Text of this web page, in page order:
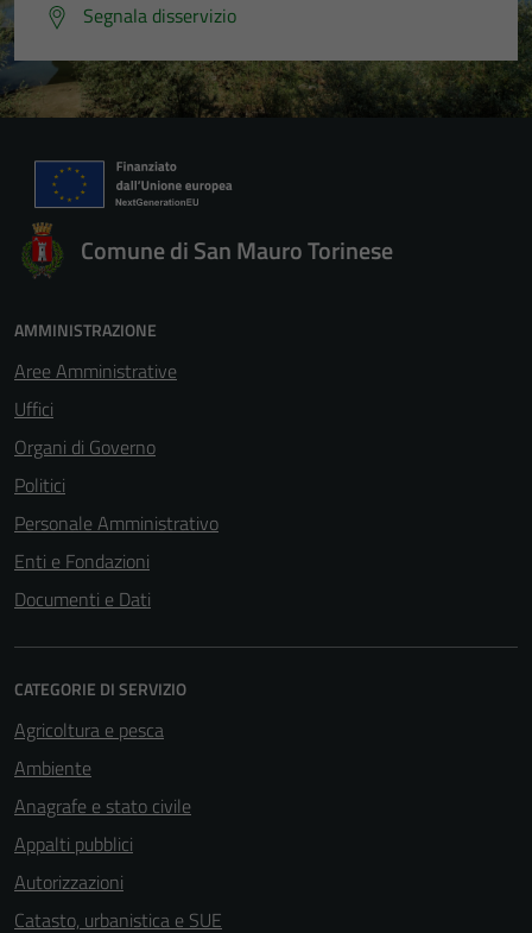
Segnala disservizio
Comune di San Mauro Torinese
AMMINISTRAZIONE
Aree Amministrative
Uffici
Organi di Governo
Politici
Personale Amministrativo
Enti e Fondazioni
Documenti e Dati
CATEGORIE DI SERVIZIO
Agricoltura e pesca
Ambiente
Anagrafe e stato civile
Appalti pubblici
Autorizzazioni
Catasto, urbanistica e SUE